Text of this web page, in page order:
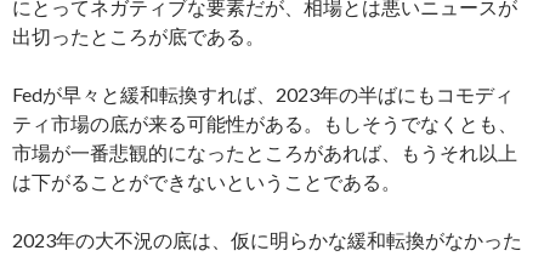
にとってネガティブな要素だが、相場とは悪いニュースが
出切ったところが底である。
Fedが早々と緩和転換すれば、2023年の半ばにもコモディ
ティ市場の底が来る可能性がある。もしそうでなくとも、
市場が一番悲観的になったところがあれば、もうそれ以上
は下がることができないということである。
2023年の大不況の底は、仮に明らかな緩和転換がなかった